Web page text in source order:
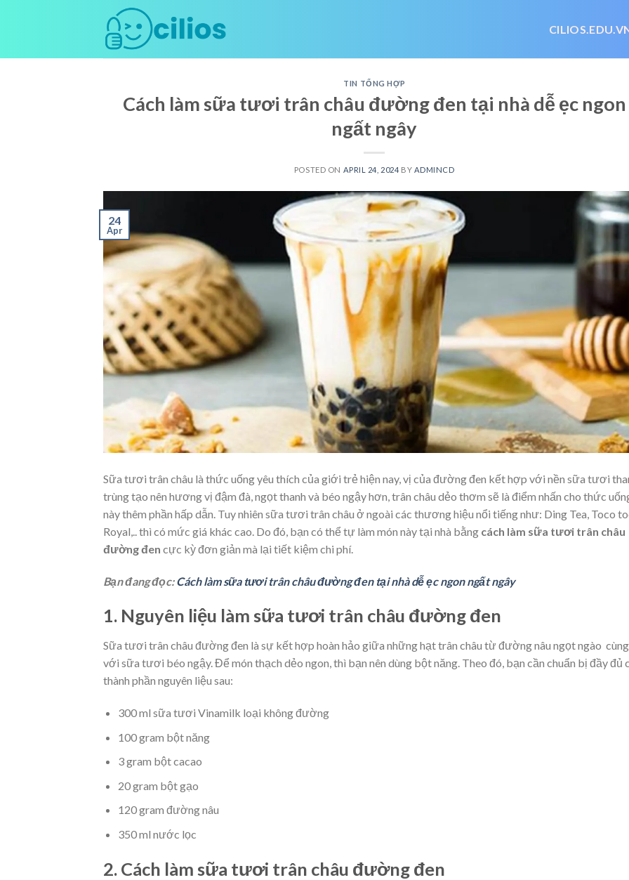
TIN TỔNG HỢP
Cách làm sữa tươi trân châu đường đen tại nhà dễ ẹc ngon
ngất ngây
POSTED ON APRIL 24, 2024 BY ADMINCD
24
Apr
Sữa tươi trân châu là thức uống yêu thích của giới trẻ hiện nay, vị của đường đen kết hợp với nền sữa tươi
trùng tạo nên hương vị đậm đà, ngọt thanh và béo ngậy hơn, trân châu dẻo thơm sẽ là điểm nhấn cho thức
này thêm phần hấp dẫn. Tuy nhiên sữa tươi trân châu ở ngoài các thương hiệu nổi tiếng như: Ding Tea, Toco
Royal,.. thì có mức giá khác cao. Do đó, bạn có thể tự làm món này tại nhà bằng cách làm sữa tươi trân châu
đường đen cực kỳ đơn giản mà lại tiết kiệm chi phí.
Bạn đang đọc:Cách làm sữa tươi trân châu đường đen tại nhà dễ ẹc ngon ngất ngây
1. Nguyên liệu làm sữa tươi trân châu đường đen
Sữa tươi trân châu đường đen là sự kết hợp hoàn hảo giữa những hạt trân châu từ đường nâu ngọt ngào cùng
với sữa tươi béo ngậy. Để món thạch dẻo ngon, thì bạn nên dùng bột năng. Theo đó, bạn cần chuẩn bị đầy đủ
thành phần nguyên liệu sau:
300 ml sữa tươi Vinamilk loại không đường
100 gram bột năng
3 gram bột cacao
20 gram bột gạo
120 gram đường nâu
350 ml nước lọc
2. Cách làm sữa tươi trân châu đường đen